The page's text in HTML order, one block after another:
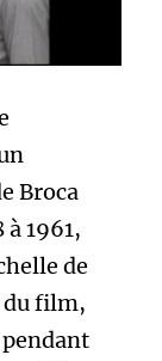
Broca
à 1961,
de
du film,
pendant